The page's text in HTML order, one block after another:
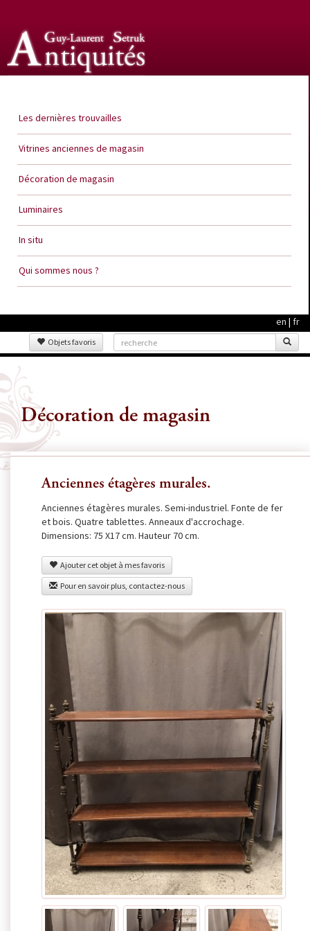
Les dernières trouvailles
Vitrines anciennes de magasin
Décoration de magasin
Luminaires
In situ
Qui sommes nous ?
en | fr
Objets favoris
Décoration de magasin
Anciennes étagères murales.
Anciennes étagères murales. Semi-industriel. Fonte de fer
et bois. Quatre tablettes. Anneaux d'accrochage.
Dimensions: 75 X17 cm. Hauteur 70 cm.
Ajouter cet objet à mes favoris
Pour en savoir plus, contactez-nous